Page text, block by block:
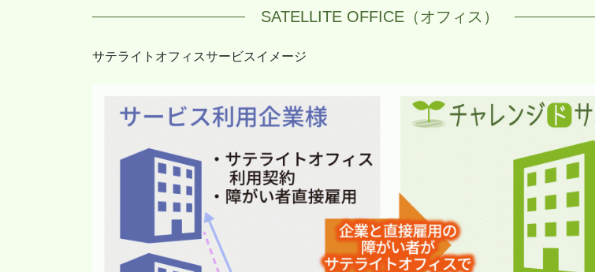
SATELLITE OFFICE（オフィス）
サテライトオフィスサービスイメージ